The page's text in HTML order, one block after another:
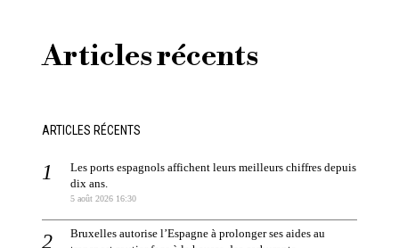
Articles récents
ARTICLES RÉCENTS
Les ports espagnols affichent leurs meilleurs chiffres depuis
dix ans.
5 août 2026 16:30
Bruxelles autorise l’Espagne à prolonger ses aides au